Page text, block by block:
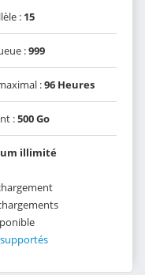
: 15
:999
:96 Heures
:500 Go
illimité